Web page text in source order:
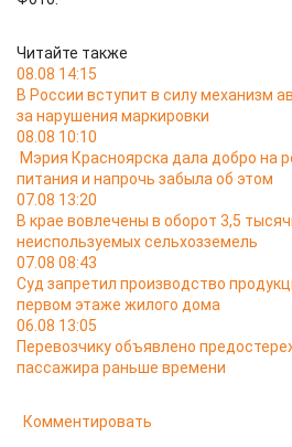
Читайте также
08.08 14:15
В России вступит в силу механизм
за нарушения маркировки
08.08 10:10
Мэрия Красноярска дала добро на
питания и напрочь забыла об этом
07.08 13:20
В крае вовлечены в оборот 3,5
неиспользуемых сельхозземель
07.08 08:43
Суд запретил производство
первом этаже жилого дома
06.08 13:05
Перевозчику объявлено
пассажира раньше времени
Комментировать